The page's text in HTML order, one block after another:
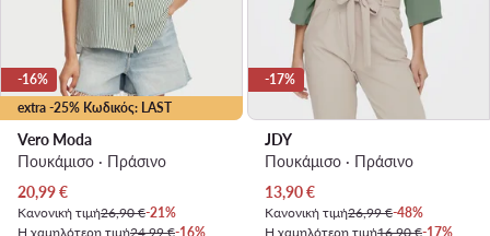
extra -25% Κωδικός: LAST
-16%
Vero Moda
Πουκάμισο · Πράσινο
Τρέχουσα τιμή
20,99€
Κανονική τιμή26,90 €-21%
Η χαμηλότερη τιμή24,99 €-16%
-17%
JDY
Πουκάμισο · Πράσινο
Τρέχουσα τιμή
13,90€
Κανονική τιμή26,99 €-48%
Η χαμηλότερη τιμή16,90 €-17%